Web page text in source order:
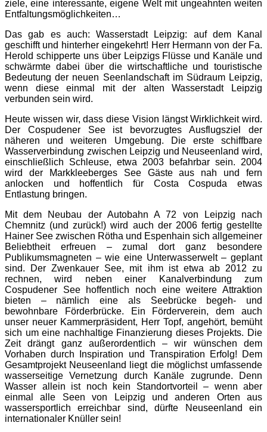
ziele, eine interessante, eigene Welt mit ungeahnten weiten
Entfaltungsmöglichkeiten…
Das gab es auch: Wasserstadt Leipzig: auf dem Kanal
geschifft und hinterher eingekehrt! Herr Hermann von der Fa.
Herold schipperte uns über Leipzigs Flüsse und Kanäle und
schwärmte dabei über die wirtschaftliche und touristische
Bedeutung der neuen Seenlandschaft im Südraum Leipzig,
wenn diese einmal mit der alten Wasserstadt Leipzig
verbunden sein wird.
Heute wissen wir, dass diese Vision längst Wirklichkeit wird.
Der Cospudener See ist bevorzugtes Ausflugsziel der
näheren und weiteren Umgebung. Die erste schiffbare
Wasserverbindung zwischen Leipzig und Neuseenland wird,
einschließlich Schleuse, etwa 2003 befahrbar sein. 2004
wird der Markkleeberges See Gäste aus nah und fern
anlocken und hoffentlich für Costa Cospuda etwas
Entlastung bringen.
Mit dem Neubau der Autobahn A 72 von Leipzig nach
Chemnitz (und zurück!) wird auch der 2006 fertig gestellte
Hainer See zwischen Rötha und Espenhain sich allgemeiner
Beliebtheit erfreuen – zumal dort ganz besondere
Publikumsmagneten – wie eine Unterwasserwelt – geplant
sind. Der Zwenkauer See, mit ihm ist etwa ab 2012 zu
rechnen, wird neben einer Kanalverbindung zum
Cospudener See hoffentlich noch eine weitere Attraktion
bieten – nämlich eine als Seebrücke begeh- und
bewohnbare Förderbrücke. Ein Förderverein, dem auch
unser neuer Kammerpräsident, Herr Topf, angehört, bemüht
sich um eine nachhaltige Finanzierung dieses Projekts. Die
Zeit drängt ganz außerordentlich – wir wünschen dem
Vorhaben durch Inspiration und Transpiration Erfolg! Dem
Gesamtprojekt Neuseenland liegt die möglichst umfassende
wasserseitige Vernetzung durch Kanäle zugrunde. Denn
Wasser allein ist noch kein Standortvorteil – wenn aber
einmal alle Seen von Leipzig und anderen Orten aus
wassersportlich erreichbar sind, dürfte Neuseenland ein
internationaler Knüller sein!